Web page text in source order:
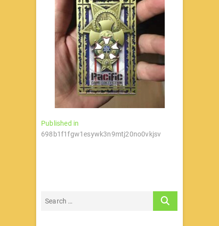
文
章
Published in
698b1f1fgw1esywk3n9mtj20no0vkjsv